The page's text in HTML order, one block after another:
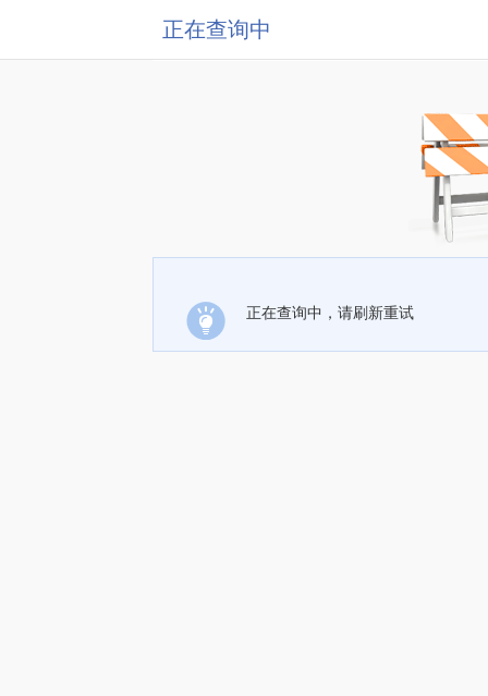
正在查询中
正在查询中，请刷新重试